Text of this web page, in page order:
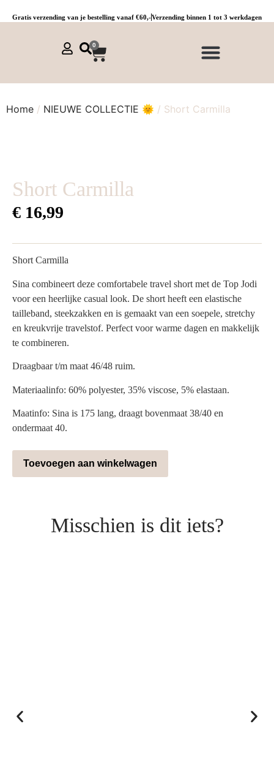
Gratis verzending van je bestelling vanaf €60,-Verzending binnen 1 tot 3 werkdagen
0
Home / NIEUWE COLLECTIE 🌞 / Short Carmilla
Short Carmilla
€ 16,99
Short Carmilla
Sina combineert deze comfortabele travel short met de Top Jodi
voor een heerlijke casual look. De short heeft een elastische
tailleband, steekzakken en is gemaakt van een soepele, stretchy
en kreukvrije travelstof. Perfect voor warme dagen en makkelijk
te combineren.
Draagbaar t/m maat 46/48 ruim.
Materiaalinfo: 60% polyester, 35% viscose, 5% elastaan.
Maatinfo: Sina is 175 lang, draagt bovenmaat 38/40 en
ondermaat 40.
Toevoegen aan winkelwagen
Misschien is dit iets?